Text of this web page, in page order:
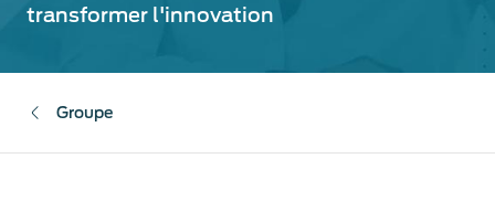
transformer l'innovation
Groupe